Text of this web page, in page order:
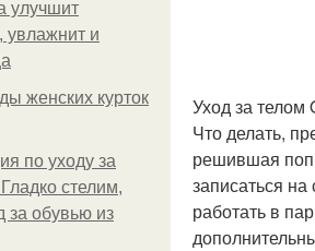
улучшит
увлажнит и
женских курток
по уходу за
стелим,
за обувью из
Уход за телом
Что делать,
решившая
записаться
работать в